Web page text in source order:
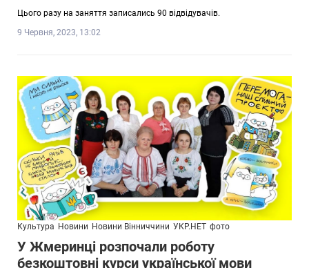
Цього разу на заняття записались 90 відвідувачів.
9 Червня, 2023, 13:02
Культура Новини Новини Вінниччини УКР.НЕТ фото
У Жмеринці розпочали роботу
безкоштовні курси української мови